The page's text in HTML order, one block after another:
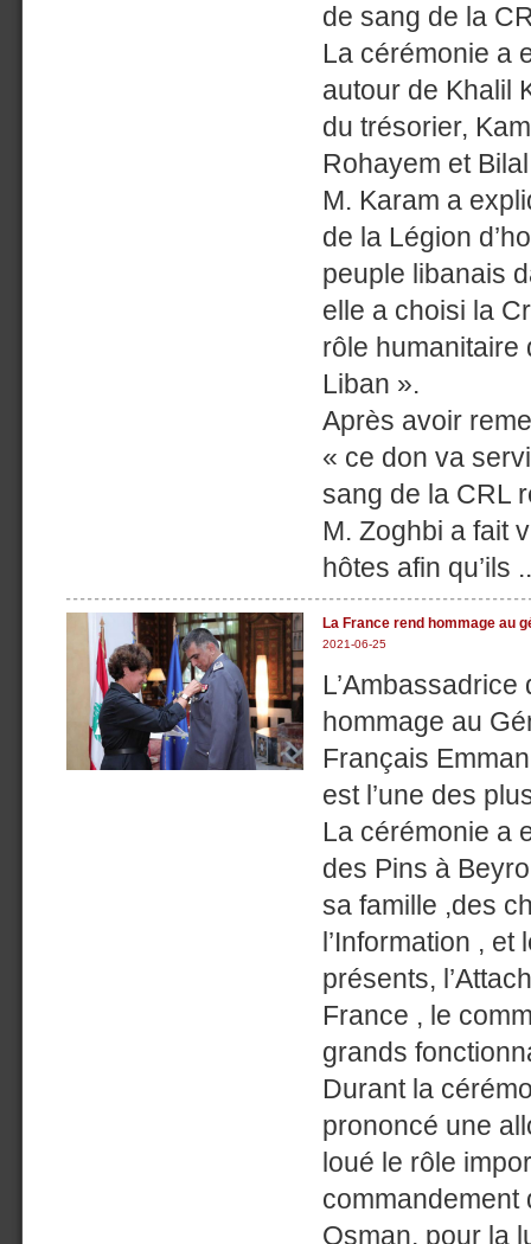
de sang de la
La cérémonie a
autour de Khalil
du trésorier,
Rohayem et
M. Karam a
de la Légion
peuple libanais
elle a choisi la
rôle humanitaire
Liban ».
Après avoir
« ce don va
sang de la CRL
M. Zoghbi a fait
hôtes afin qu’ils
La France rend hommage au
2021-06-25
hommage au
Français
est l’une des
La cérémonie a
des Pins à
sa famille ,des
l’Information ,
présents,
France , le
grands
Durant la
prononcé une
loué le rôle
Osman, pour la